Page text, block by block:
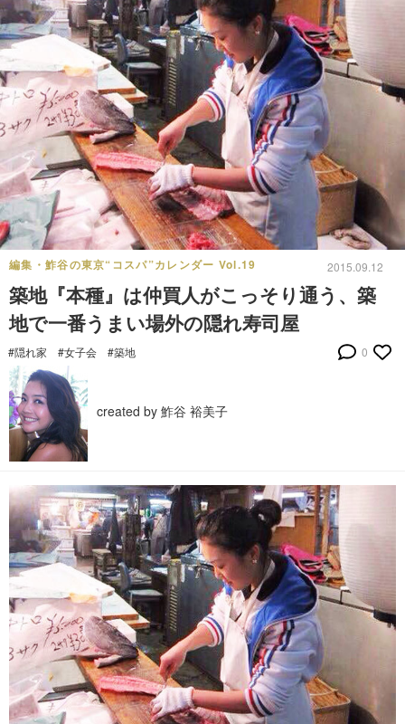
編集・鮓谷の東京“コスパ”カレンダー Vol.19 2015.09.12
築地『本種』は仲買人がこっそり通う、築
地で一番うまい場外の隠れ寿司屋
#隠れ家 #女子会 #築地 0
created by 鮓谷 裕美子